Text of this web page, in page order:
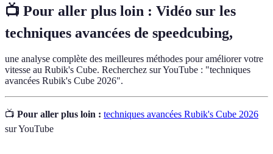
📺 Pour aller plus loin : Vidéo sur les
techniques avancées de speedcubing,
une analyse complète des meilleures méthodes pour améliorer votre
vitesse au Rubik's Cube. Recherchez sur YouTube : "techniques
avancées Rubik's Cube 2026".
📺 Pour aller plus loin : techniques avancées Rubik's Cube 2026
sur YouTube